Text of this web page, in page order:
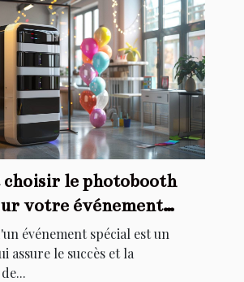
choisir le photobooth
votre événement
événement spécial est un
assure le succès et la